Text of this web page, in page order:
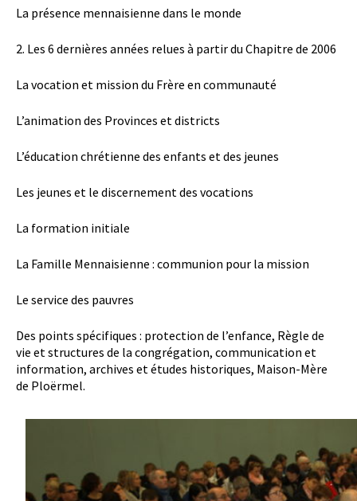
La présence mennaisienne dans le monde
2. Les 6 dernières années relues à partir du Chapitre de 2006
La vocation et mission du Frère en communauté
L’animation des Provinces et districts
L’éducation chrétienne des enfants et des jeunes
Les jeunes et le discernement des vocations
La formation initiale
La Famille Mennaisienne : communion pour la mission
Le service des pauvres
Des points spécifiques : protection de l’enfance, Règle de
vie et structures de la congrégation, communication et
information, archives et études historiques, Maison-Mère
de Ploërmel.